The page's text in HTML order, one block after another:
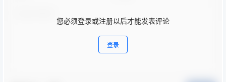
您必须登录或注册以后才能发表评论
登录